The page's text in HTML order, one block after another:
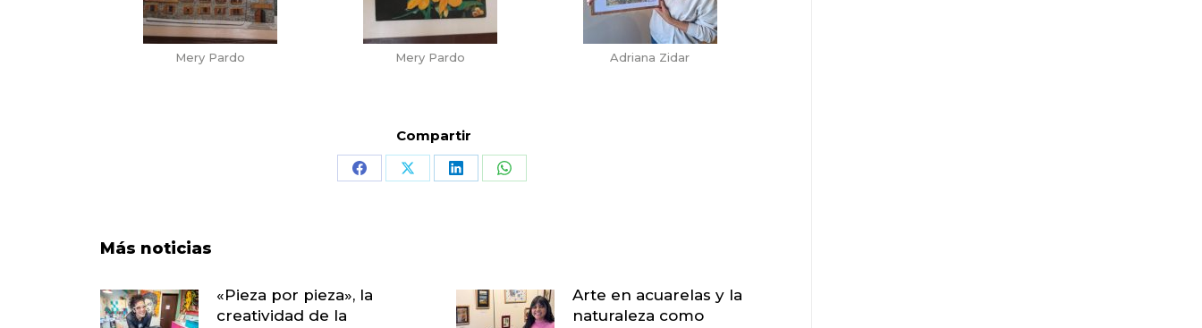
Mery Pardo Mery Pardo Adriana Zidar
Compartir
Share Share Share Share
Más noticias
«Pieza por pieza», la
creatividad de la
Arte en acuarelas y la
naturaleza como